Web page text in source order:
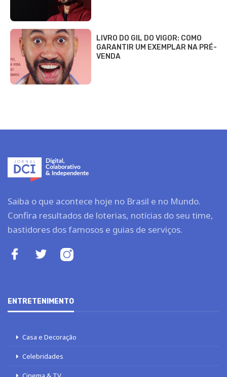
LIVRO DO GIL DO VIGOR: COMO
GARANTIR UM EXEMPLAR NA PRÉ-
VENDA
Saiba o que acontece hoje no Brasil e no Mundo.
Confira resultados de loterias, notícias do seu time,
bastidores dos famosos e guias de serviços.
ENTRETENIMENTO
Casa e Decoração
Celebridades